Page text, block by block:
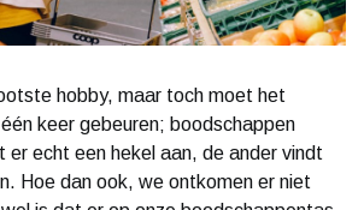
hobby, maar toch moet het
keer gebeuren; boodschappen
er echt een hekel aan, de ander vindt
Hoe dan ook, we ontkomen er niet